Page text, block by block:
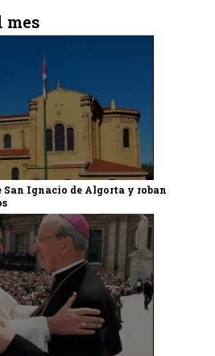
mes
Ignacio de Algorta y roban